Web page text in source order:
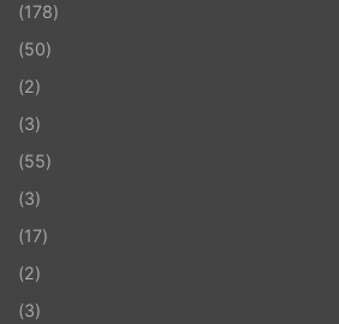
(178)
(50)
(2)
(3)
(55)
(3)
(17)
(2)
(3)